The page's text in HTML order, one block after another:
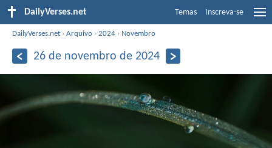
DailyVerses.net Temas Inscreva-se
DailyVerses.net ›Arquivo ›2024 › Novembro
26 de novembro de 2024